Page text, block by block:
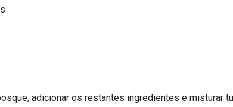
adicionar os restantes ingredientes e misturar